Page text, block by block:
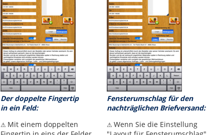
Der doppelte Fingertip
in ein Feld:
⚠ Mit einem doppelten
Fensterumschlag für den
nachträglichen Briefversand:
⚠ Wenn Sie die Einstellung